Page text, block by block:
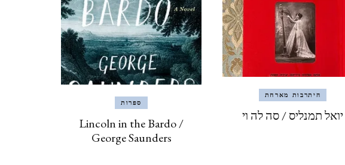
אילת וטאבה (מ 2017) EILAT
& TABA
פראג, אוגוסט, 2017 PRAGUE
וארנה (מ 2015) VARNA,
היתרבות מארחת
יואל תמנליס / סה לה וי
ספרות
Lincoln in the Bardo /
George Saunders